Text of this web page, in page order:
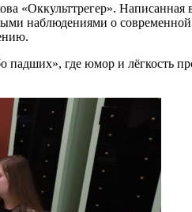
«Оккульттрегер». Написанная
наблюдениями о
где юмор и лёгкость